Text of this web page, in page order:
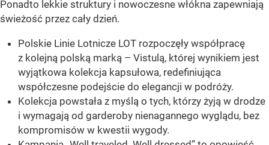
Ponadto lekkie struktury i nowoczesne włókna zapewniają
świeżość przez cały dzień.
Polskie Linie Lotnicze LOT rozpoczęły współpracę
z kolejną polską marką – Vistulą, której wynikiem jest
wyjątkowa kolekcja kapsułowa, redefiniująca
współczesne podejście do elegancji w podróży.
Kolekcja powstała z myślą o tych, którzy żyją w drodze
i wymagają od garderoby nienagannego wyglądu, bez
kompromisów w kwestii wygody.